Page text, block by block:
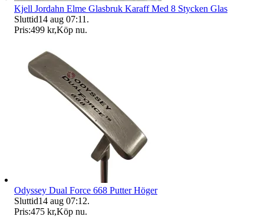
Kjell Jordahn Elme Glasbruk Karaff Med 8 Stycken Glas
Sluttid14 aug 07:11 .
Pris:499 kr,Köp nu.
Odyssey Dual Force 668 Putter Höger
Sluttid14 aug 07:12.
Pris:475 kr,Köp nu.